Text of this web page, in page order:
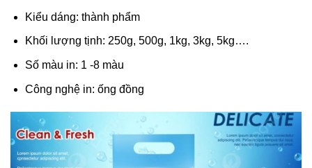
Kiểu dáng: thành phẩm
Khối lượng tịnh: 250g, 500g, 1kg, 3kg, 5kg….
Số màu in: 1 -8 màu
Công nghệ in: ống đồng